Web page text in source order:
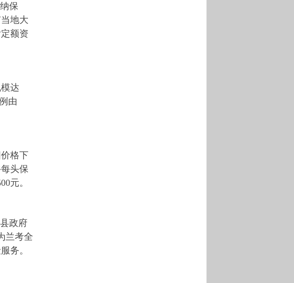
保
地大
额资
达
由
格下
头保
元。
政府
兰考全
务。